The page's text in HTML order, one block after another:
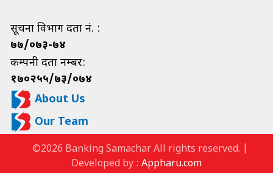
सूचना विभाग दर्ता नं. :
७७/०७३-७४
कम्पनी दर्ता नम्बर:
१७०२५५/७३/०७४
About Us
Our Team
©2026 Banking Samachar All rights reserved. |
Developed by : Appharu.com